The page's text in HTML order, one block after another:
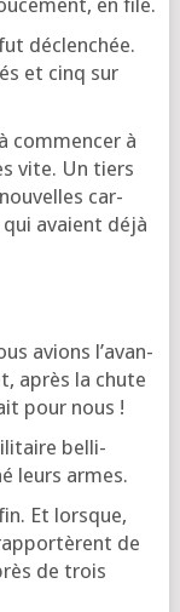
en file.
déclen­chée.
et cinq sur
com­men­cer à
vite. Un tiers
car­
avaient déjà
avions l’a­van­
après la chute
pour nous !
bel­li­
leurs armes.
Et lorsque,
de
de trois